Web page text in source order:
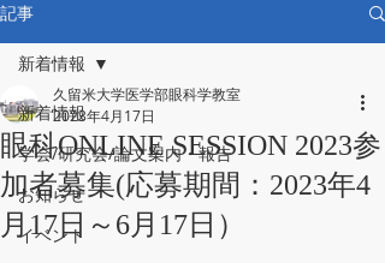
記事
新着情報
学会/研究会/論文案内・報告
お知らせ
イベント
新着情報
眼科ONLINE SESSION 2023参
加者募集(応募期間：2023年4
月17日～6月17日）
久留米大学医学部眼科学教室
2023年4月17日